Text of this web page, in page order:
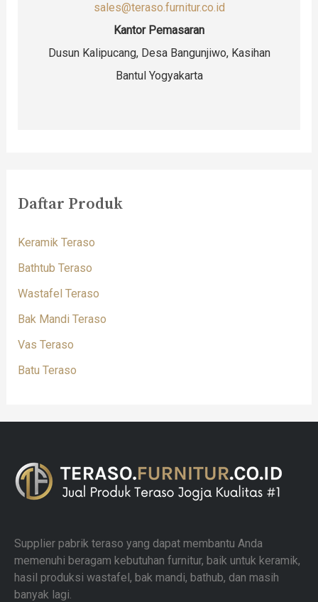
sales@teraso.furnitur.co.id
Kantor Pemasaran
Dusun Kalipucang, Desa Bangunjiwo, Kasihan
Bantul Yogyakarta
Daftar Produk
Keramik Teraso
Bathtub Teraso
Wastafel Teraso
Bak Mandi Teraso
Vas Teraso
Batu Teraso
Supplier pabrik teraso yang dapat membantu Anda
memenuhi beragam kebutuhan furnitur, baik untuk keramik,
hasil produksi wastafel, bak mandi, bathub, dan masih
banyak lagi.